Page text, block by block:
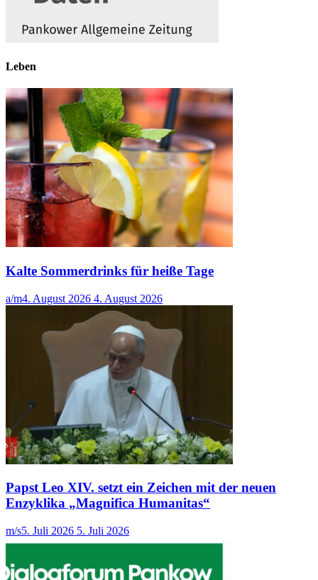
Leben
Kalte Sommerdrinks für heiße Tage
a/m4. August 2026 4. August 2026
Papst Leo XIV. setzt ein Zeichen mit der neuen
Enzyklika „Magnifica Humanitas“
m/s5. Juli 2026 5. Juli 2026